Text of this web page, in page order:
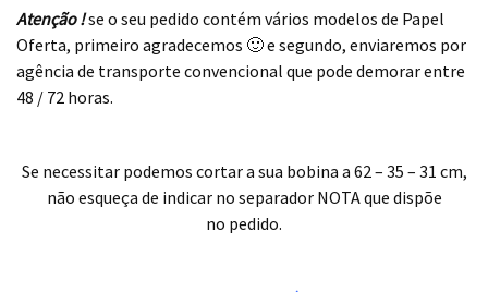
Atenção !se o seu pedido contém vários modelos de Papel
Oferta, primeiro agradecemos 🙂 e segundo, enviaremos por
agência de transporte convencional que pode demorar entre
48 / 72 horas.
Se necessitar podemos cortar a sua bobina a 62 – 35 – 31 cm,
não esqueça de indicar no separador NOTA que dispõe
no pedido.